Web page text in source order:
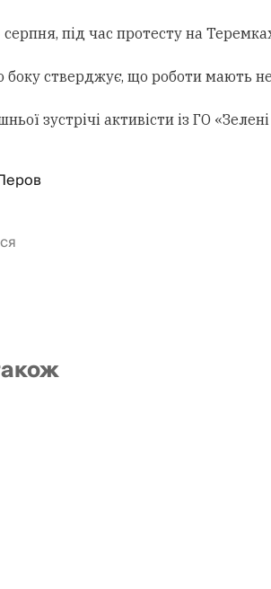
під час протесту на
боку стверджує, що роботи мають
зустрічі активісти із ГО